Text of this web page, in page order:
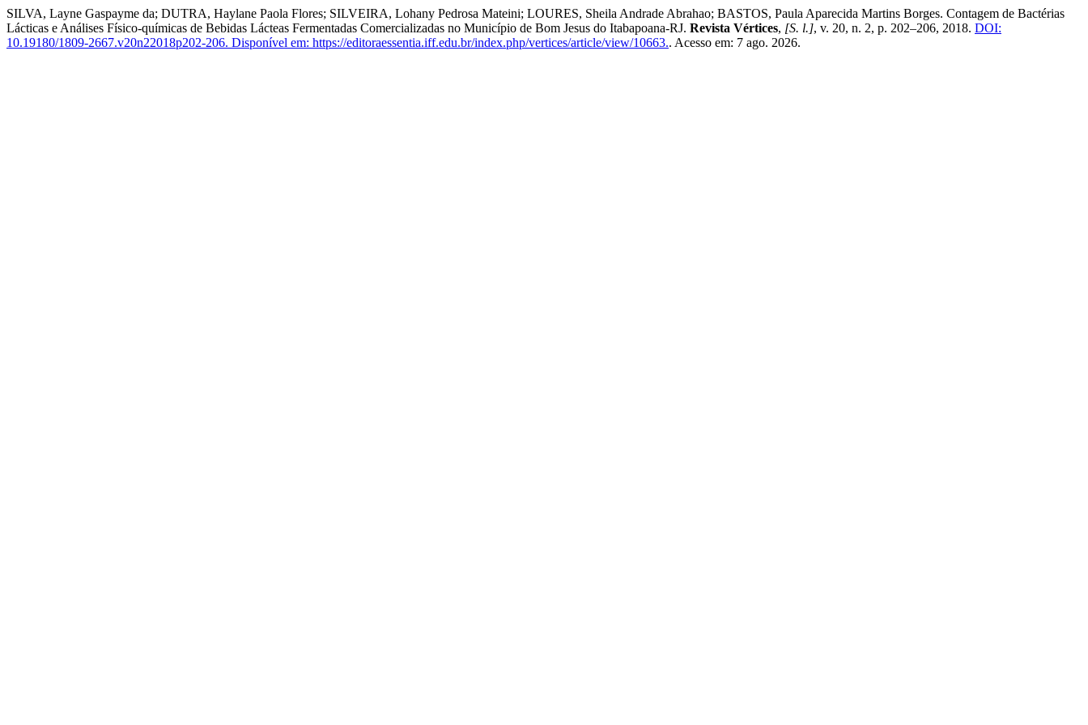
SILVA, Layne Gaspayme da; DUTRA, Haylane Paola Flores; SILVEIRA, Lohany Pedrosa Mateini; LOURES, Sheila Andrade Abrahao; BASTOS, Paula Aparecida Martins Borges. Contagem de Bactérias
Lácticas e Análises Físico-químicas de Bebidas Lácteas Fermentadas Comercializadas no Município de Bom Jesus do Itabapoana-RJ. Revista Vértices, [S. l.], v. 20, n. 2, p. 202–206, 2018. DOI:
10.19180/1809-2667.v20n22018p202-206. Disponível em: https://editoraessentia.iff.edu.br/index.php/vertices/article/view/10663.. Acesso em: 7 ago. 2026.